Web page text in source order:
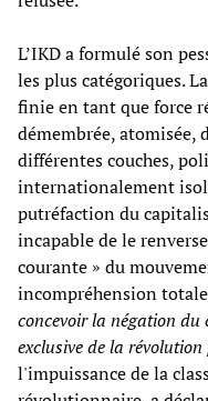
L’IKD a formulé son
les plus catégoriques.
finie en tant que force
démembrée, atomisée,
différentes couches,
internationalement
putréfaction du
incapable de le
courante » du
incompréhension
concevoir la négation
exclusive de la
l'impuissance de la